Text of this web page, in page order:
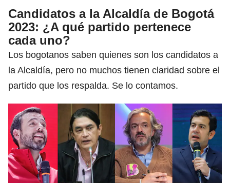
Candidatos a la Alcaldía de Bogotá
2023: ¿A qué partido pertenece
cada uno?
Los bogotanos saben quienes son los candidatos a
la Alcaldía, pero no muchos tienen claridad sobre el
partido que los respalda. Se lo contamos.